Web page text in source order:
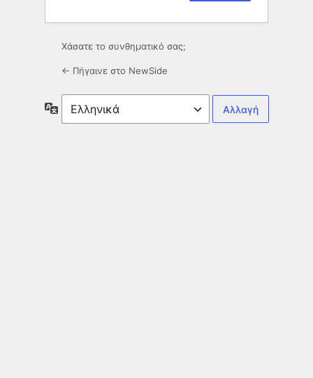
Χάσατε το συνθηματικό σας;
← Πήγαινε στο NewSide
Γλώσσα